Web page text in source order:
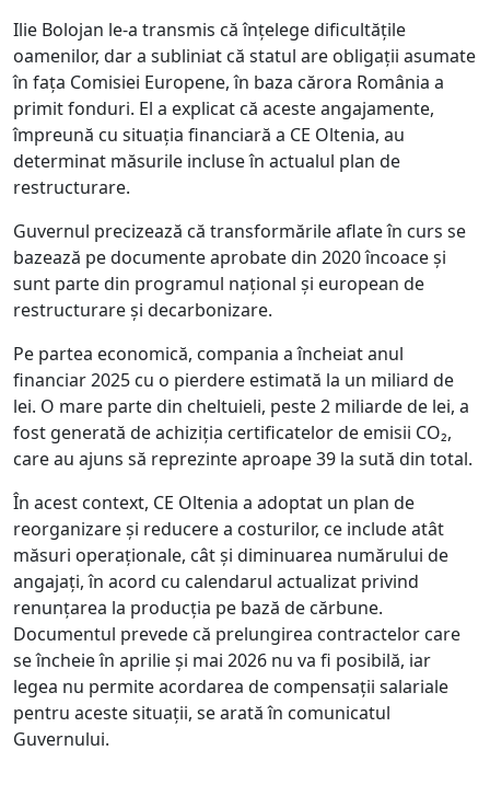
Ilie Bolojan le-a transmis că înțelege dificultățile
oamenilor, dar a subliniat că statul are obligații asumate
în fața Comisiei Europene, în baza cărora România a
primit fonduri. El a explicat că aceste angajamente,
împreună cu situația financiară a CE Oltenia, au
determinat măsurile incluse în actualul plan de
restructurare.
Guvernul precizează că transformările aflate în curs se
bazează pe documente aprobate din 2020 încoace și
sunt parte din programul național și european de
restructurare și decarbonizare.
Pe partea economică, compania a încheiat anul
financiar 2025 cu o pierdere estimată la un miliard de
lei. O mare parte din cheltuieli, peste 2 miliarde de lei, a
fost generată de achiziția certificatelor de emisii CO₂,
care au ajuns să reprezinte aproape 39 la sută din total.
În acest context, CE Oltenia a adoptat un plan de
reorganizare și reducere a costurilor, ce include atât
măsuri operaționale, cât și diminuarea numărului de
angajați, în acord cu calendarul actualizat privind
renunțarea la producția pe bază de cărbune.
Documentul prevede că prelungirea contractelor care
se încheie în aprilie și mai 2026 nu va fi posibilă, iar
legea nu permite acordarea de compensații salariale
pentru aceste situații, se arată în comunicatul
Guvernului.